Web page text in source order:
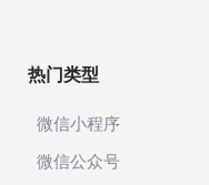
热门类型
微信小程序
微信公众号